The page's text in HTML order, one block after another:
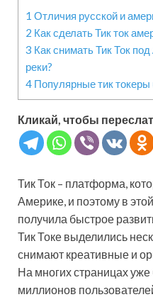
1 Отличия русской и
2 Как сделать Тик ток
3 Как снимать Тик Ток
реки?
4 Популярные тик
Кликай, чтобы
Тик Ток – платформа,
Америке, и поэтому в
получила быстрое
Тик Токе выделились
снимают креативные и
На многих страницах уже
миллионов